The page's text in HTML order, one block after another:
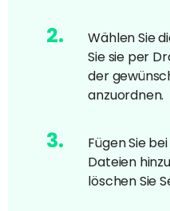
2.
Wählen Sie
Sie sie per
der
anzuordnen.
3.
Fügen Sie
Dateien
löschen Sie